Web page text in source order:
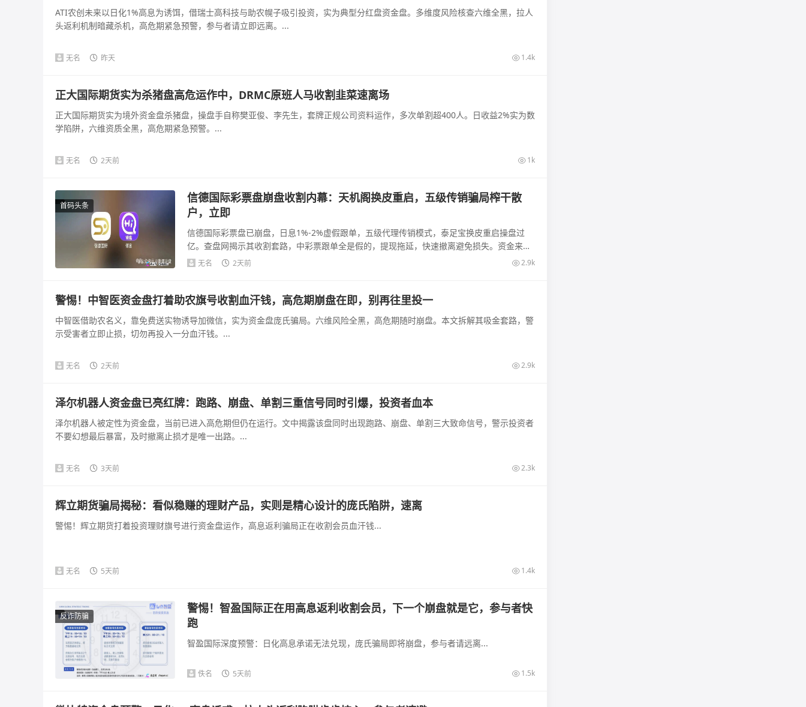
ATI农创未来以日化1%高息为诱饵，借瑞士高科技与助农幌子吸引投资，实为典型分红盘资金盘。多维度风险核查六维全黑，拉人
头返利机制暗藏杀机，高危期紧急预警，参与者请立即远离。...
无名 昨天 1.4k
正大国际期货实为杀猪盘高危运作中，DRMC原班人马收割韭菜速离场
正大国际期货实为境外资金盘杀猪盘，操盘手自称樊亚俊、李先生，套牌正规公司资料运作，多次单割超400人。日收益2%实为数
学陷阱，六维资质全黑，高危期紧急预警。...
无名 2天前 1k
首码头条
信德国际彩票盘崩盘收割内幕：天机阁换皮重启，五级传销骗局榨干散
户，立即
信德国际彩票盘已崩盘，日息1%-2%虚假跟单，五级代理传销模式，泰足宝换皮重启操盘过
亿。查盘网揭示其收割套路，中彩票跟单全是假的，提现拖延，快速撤离避免损失。资金来源
可疑，法律风险...
无名 2天前 2.9k
警惕！中智医资金盘打着助农旗号收割血汗钱，高危期崩盘在即，别再往里投一
中智医借助农名义，靠免费送实物诱导加微信，实为资金盘庞氏骗局。六维风险全黑，高危期随时崩盘。本文拆解其吸金套路，警
示受害者立即止损，切勿再投入一分血汗钱。...
无名 2天前 2.9k
泽尔机器人资金盘已亮红牌：跑路、崩盘、单割三重信号同时引爆，投资者血本
泽尔机器人被定性为资金盘，当前已进入高危期但仍在运行。文中揭露该盘同时出现跑路、崩盘、单割三大致命信号，警示投资者
不要幻想最后暴富，及时撤离止损才是唯一出路。...
无名 3天前 2.3k
辉立期货骗局揭秘：看似稳赚的理财产品，实则是精心设计的庞氏陷阱，速离
警惕！辉立期货打着投资理财旗号进行资金盘运作，高息返利骗局正在收割会员血汗钱...
无名 5天前 1.4k
反诈防骗
警惕！智盈国际正在用高息返利收割会员，下一个崩盘就是它，参与者快
跑
智盈国际深度预警：日化高息承诺无法兑现，庞氏骗局即将崩盘，参与者请远离...
佚名 5天前 1.5k